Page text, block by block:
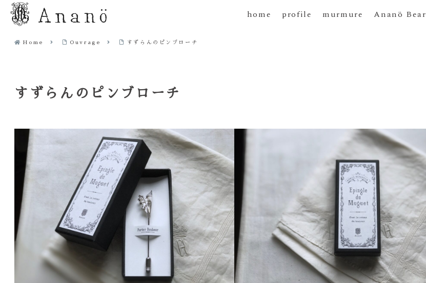
home profile murmure Ananö Bear
Home Ouvrage すずらんのピンブローチ
すずらんのピンブローチ